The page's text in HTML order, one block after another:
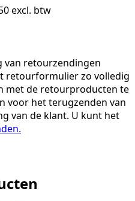
excl. btw
van retourzendingen
retourformulier zo volledig
met de retourproducten te
voor het terugzenden van
van de klant. U kunt het